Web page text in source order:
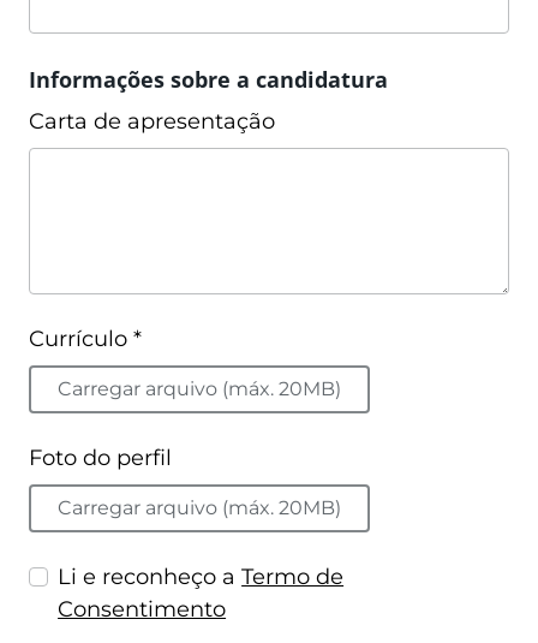
Informações sobre a candidatura
Carta de apresentação
Currículo *
Carregar arquivo (máx. 20MB)
Foto do perfil
Carregar arquivo (máx. 20MB)
Li e reconheço aTermo de
Consentimento